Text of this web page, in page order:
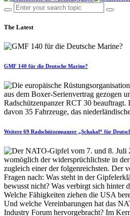
The Latest
GMF 140 für die Deutsche Marine?
Weitere 69 Radschützenpanzer „Schakal“ für